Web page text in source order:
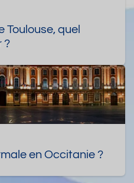
Toulouse, quel
?
en Occitanie ?